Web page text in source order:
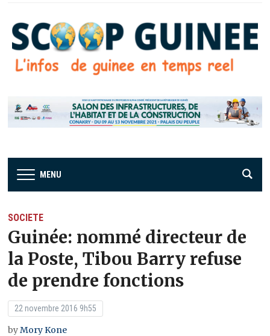
MENU
SOCIETE
Guinée: nommé directeur de
la Poste, Tibou Barry refuse
de prendre fonctions
22 novembre 2016 9h55
byMory Kone